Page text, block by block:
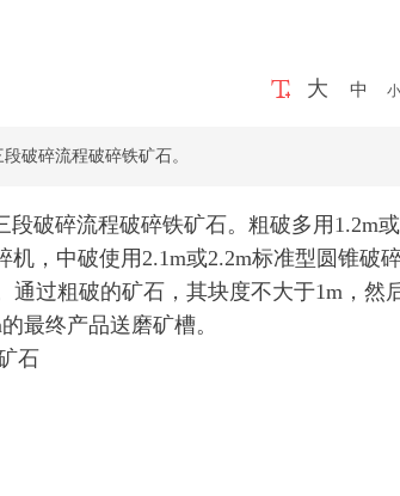
大 中 小
破碎流程破碎铁矿石。
破碎流程破碎铁矿石。粗破多用1.2m或
，中破使用2.1m或2.2m标准型圆锥破
通过粗破的矿石，其块度不大于1m，然
最终产品送磨矿槽。